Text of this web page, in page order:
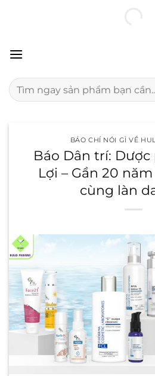
dung
Tìm
kiếm:
BÁO CHÍ NÓI GÌ VỀ
Báo Dân trí:
Lợi – Gần 20
cùng làn